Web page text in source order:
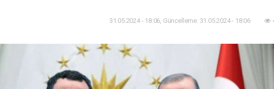
31.05.2024 - 18:06, Güncelleme: 31.05.2024 - 18:06